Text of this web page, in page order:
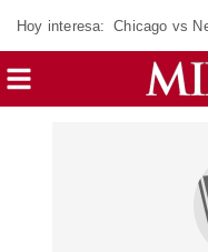
Hoy interesa: Chicago vs